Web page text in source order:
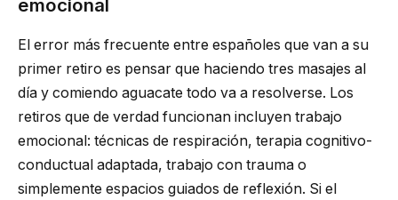
emocional
El error más frecuente entre españoles que van a su
primer retiro es pensar que haciendo tres masajes al
día y comiendo aguacate todo va a resolverse. Los
retiros que de verdad funcionan incluyen trabajo
emocional: técnicas de respiración, terapia cognitivo-
conductual adaptada, trabajo con trauma o
simplemente espacios guiados de reflexión. Si el